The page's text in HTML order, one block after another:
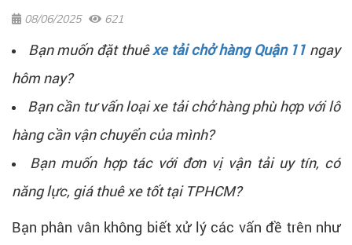
08/06/2025 621
Bạn muốn đặt thuêxe tải chở hàng Quận 11 ngay
hôm nay?
Bạn cần tư vấn loại xe tải chở hàng phù hợp với lô
hàng cần vận chuyển của mình?
Bạn muốn hợp tác với đơn vị vận tải uy tín, có
năng lực, giá thuê xe tốt tại TPHCM?
Bạn phân vân không biết xử lý các vấn đề trên như